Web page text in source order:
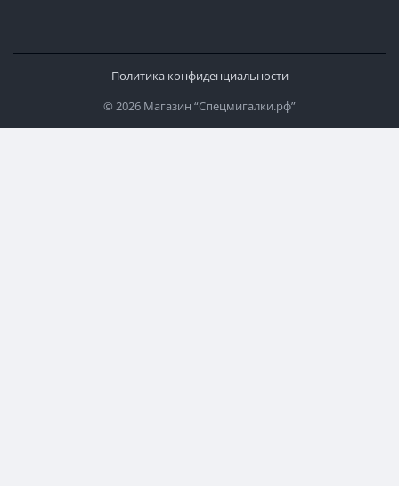
Политика конфиденциальности
© 2026 Магазин “Спецмигалки.рф”